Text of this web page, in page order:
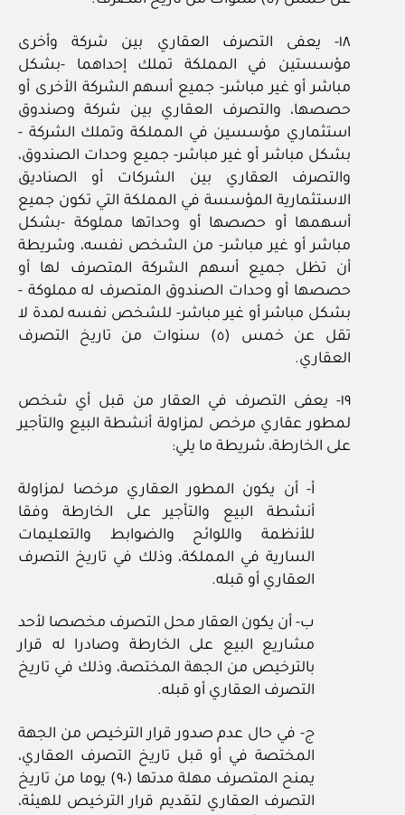
١٨‏- يعفى التصرف العقاري بين شركة وأخرى
مؤسستين في المملكة تملك إحداهما ‏-بشكل
مباشر أو غير مباشر‏- جميع أسهم الشركة الأخرى أو
حصصها، والتصرف العقاري بين شركة وصندوق
استثماري مؤسسين في المملكة وتملك الشركة ‏-
بشكل مباشر أو غير مباشر‏- جميع وحدات الصندوق،
والتصرف العقاري بين الشركات أو الصناديق
الاستثمارية المؤسسة في المملكة التي تكون جميع
أسهمها أو حصصها أو وحداتها مملوكة ‏-بشكل
مباشر أو غير مباشر‏- من الشخص نفسه، وشريطة
أن تظل جميع أسهم الشركة المتصرف لها أو
حصصها أو وحدات الصندوق المتصرف له مملوكة ‏-
بشكل مباشر أو غير مباشر‏- للشخص نفسه لمدة لا
تقل عن خمس (٥) سنوات من تاريخ التصرف
العقاري.
١٩‏- يعفى التصرف في العقار من قبل أي شخص
لمطور عقاري مرخص لمزاولة أنشطة البيع والتأجير
على الخارطة، شريطة ما يلي:
أ‏- أن يكون المطور العقاري مرخصا لمزاولة
أنشطة البيع والتأجير على الخارطة وفقا
للأنظمة واللوائح والضوابط والتعليمات
السارية في المملكة، وذلك في تاريخ التصرف
العقاري أو قبله.
ب‏- أن يكون العقار محل التصرف مخصصا لأحد
مشاريع البيع على الخارطة وصادرا له قرار
بالترخيص من الجهة المختصة، وذلك في تاريخ
التصرف العقاري أو قبله.
ج‏- في حال عدم صدور قرار الترخيص من الجهة
المختصة في أو قبل تاريخ التصرف العقاري،
يمنح المتصرف مهلة مدتها (٩٠) يوما من تاريخ
التصرف العقاري لتقديم قرار الترخيص للهيئة،